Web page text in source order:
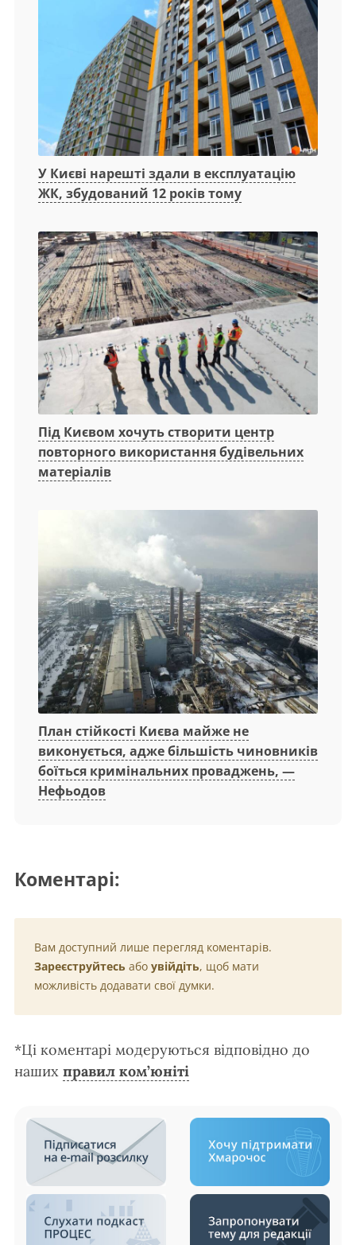
У Києві нарешті здали в експлуатацію
ЖК, збудований 12 років тому
Під Києвом хочуть створити центр
повторного використання будівельних
матеріалів
План стійкості Києва майже не
виконується, адже більшість чиновників
боїться кримінальних проваджень, —
Нефьодов
Коментарі:
Вам доступний лише перегляд коментарів.
Зареєструйтесь або увійдіть, щоб мати
можливість додавати свої думки.
*Ці коментарі модеруються відповідно до
наших правил ком’юніті